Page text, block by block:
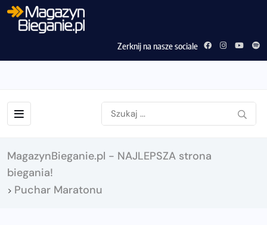
Zerknij na nasze sociale
MagazynBieganie.pl - NAJLEPSZA strona
biegania!
> Puchar Maratonu